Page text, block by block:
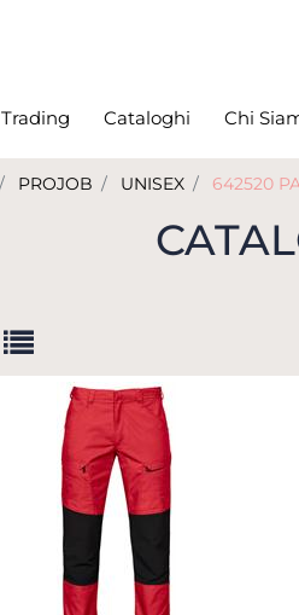
Trading Cataloghi Chi
PROJOB UNISEX 642520